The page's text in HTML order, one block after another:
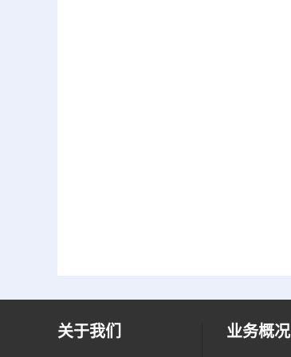
关于我们 业务概况